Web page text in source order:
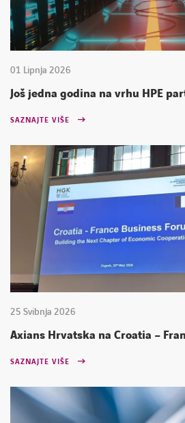
01 Lipnja 2026
Još jedna godina na vrhu HPE
SAZNAJTE VIŠE
25 Svibnja 2026
Axians Hrvatska na Croatia –
SAZNAJTE VIŠE